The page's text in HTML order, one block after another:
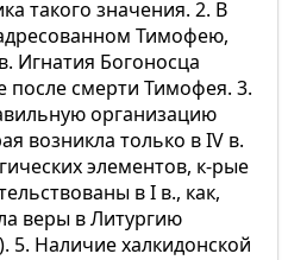
такого значения. 2. В
Тимофею,
Игнатия Богоносца
после смерти Тимофея. 3.
организацию
возникла только в IV в.
элементов, к-рые
в I в., как,
веры в Литургию
5. Наличие халкидонской